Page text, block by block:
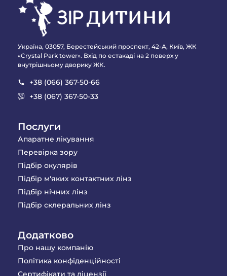
Україна, 03057, Берестейський проспект, 42-А, Київ, ЖК
«Crystal Park tower». Вхід по естакаді на 2 поверх у
внутрішньому дворику ЖК.
+38 (066) 367-50-66
+38 (067) 367-50-33
Послуги
Апаратне лікування
Перевірка зору
Підбір окулярів
Підбір м'яких контактних лінз
Підбір нічних лінз
Підбір склеральних лінз
Додатково
Про нашу компанію
Політика конфіденційності
Сертифікати та ліцензії